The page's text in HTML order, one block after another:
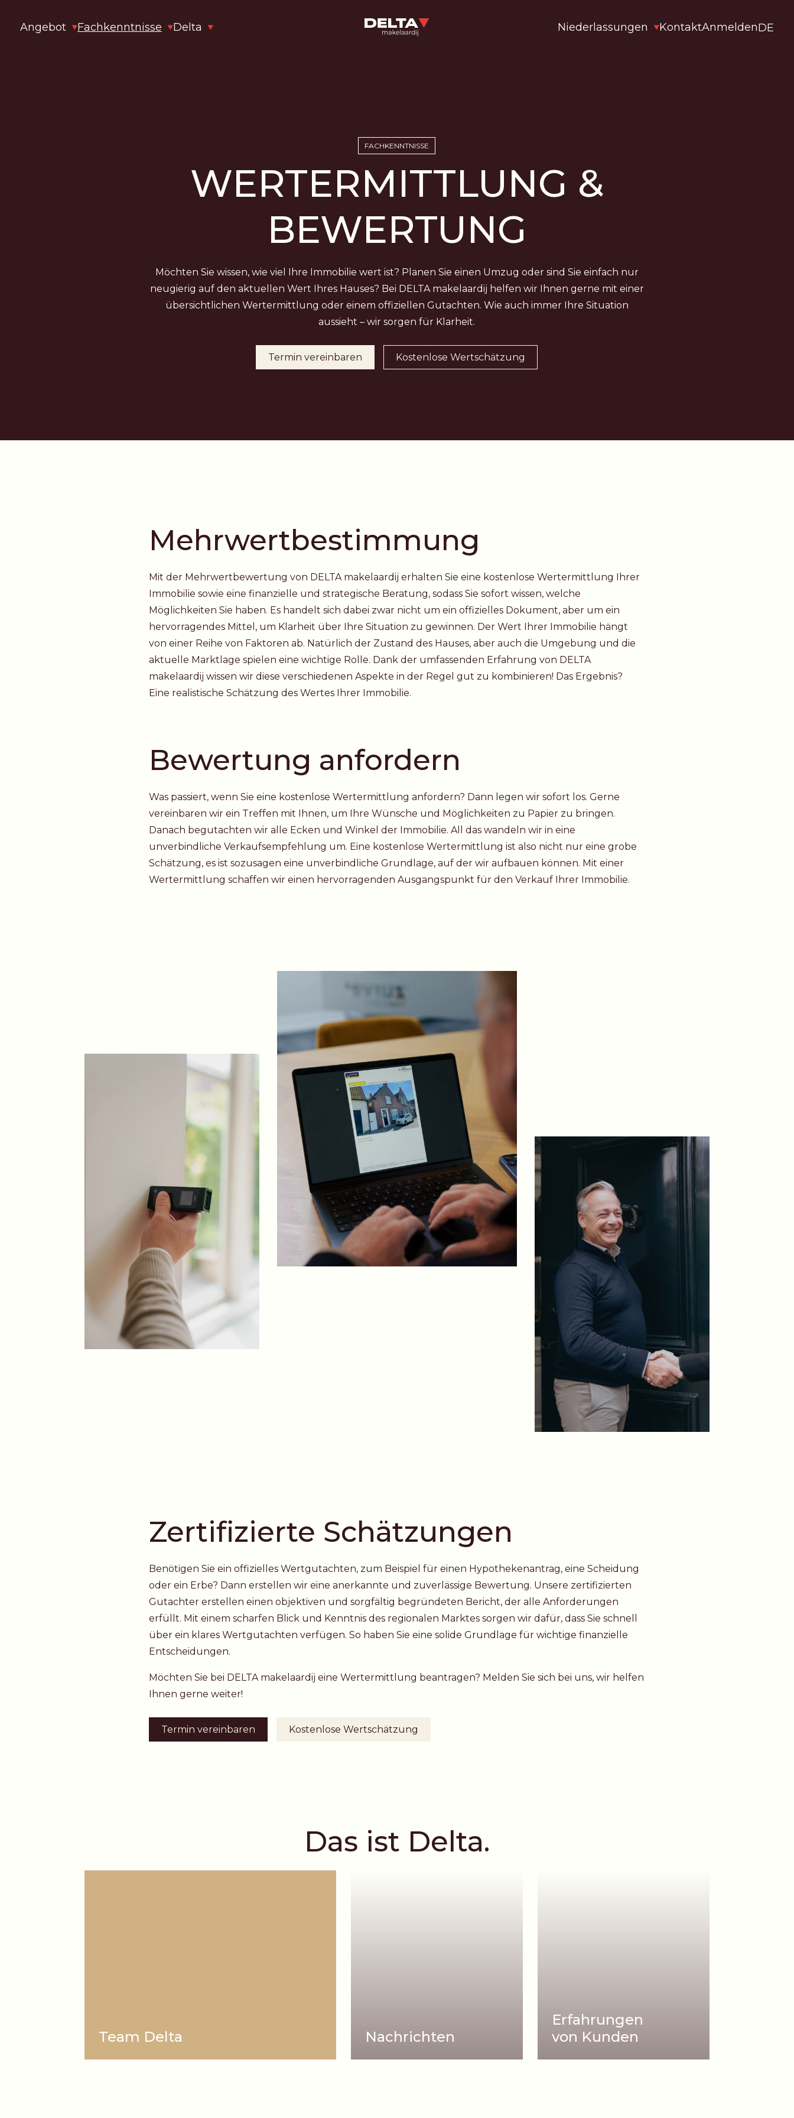
Angebot Fachkenntnisse Delta Niederlassungen KontaktAnmeldenDE
FACHKENNTNISSE
WERTERMITTLUNG &
BEWERTUNG
Möchten Sie wissen, wie viel Ihre Immobilie wert ist? Planen Sie einen Umzug oder sind Sie einfach nur
neugierig auf den aktuellen Wert Ihres Hauses? Bei DELTA makelaardij helfen wir Ihnen gerne mit einer
übersichtlichen Wertermittlung oder einem offiziellen Gutachten. Wie auch immer Ihre Situation
aussieht – wir sorgen für Klarheit.
Termin vereinbaren Kostenlose Wertschätzung
Mehrwertbestimmung
Mit der Mehrwertbewertung von DELTA makelaardij erhalten Sie eine kostenlose Wertermittlung Ihrer
Immobilie sowie eine finanzielle und strategische Beratung, sodass Sie sofort wissen, welche
Möglichkeiten Sie haben. Es handelt sich dabei zwar nicht um ein offizielles Dokument, aber um ein
hervorragendes Mittel, um Klarheit über Ihre Situation zu gewinnen. Der Wert Ihrer Immobilie hängt
von einer Reihe von Faktoren ab. Natürlich der Zustand des Hauses, aber auch die Umgebung und die
aktuelle Marktlage spielen eine wichtige Rolle. Dank der umfassenden Erfahrung von DELTA
makelaardij wissen wir diese verschiedenen Aspekte in der Regel gut zu kombinieren! Das Ergebnis?
Eine realistische Schätzung des Wertes Ihrer Immobilie.
Bewertung anfordern
Was passiert, wenn Sie eine kostenlose Wertermittlung anfordern? Dann legen wir sofort los. Gerne
vereinbaren wir ein Treffen mit Ihnen, um Ihre Wünsche und Möglichkeiten zu Papier zu bringen.
Danach begutachten wir alle Ecken und Winkel der Immobilie. All das wandeln wir in eine
unverbindliche Verkaufsempfehlung um. Eine kostenlose Wertermittlung ist also nicht nur eine grobe
Schätzung, es ist sozusagen eine unverbindliche Grundlage, auf der wir aufbauen können. Mit einer
Wertermittlung schaffen wir einen hervorragenden Ausgangspunkt für den Verkauf Ihrer Immobilie.
Zertifizierte Schätzungen
Benötigen Sie ein offizielles Wertgutachten, zum Beispiel für einen Hypothekenantrag, eine Scheidung
oder ein Erbe? Dann erstellen wir eine anerkannte und zuverlässige Bewertung. Unsere zertifizierten
Gutachter erstellen einen objektiven und sorgfältig begründeten Bericht, der alle Anforderungen
erfüllt. Mit einem scharfen Blick und Kenntnis des regionalen Marktes sorgen wir dafür, dass Sie schnell
über ein klares Wertgutachten verfügen. So haben Sie eine solide Grundlage für wichtige finanzielle
Entscheidungen.
Möchten Sie bei DELTA makelaardij eine Wertermittlung beantragen? Melden Sie sich bei uns, wir helfen
Ihnen gerne weiter!
Termin vereinbaren Kostenlose Wertschätzung
Das ist Delta.
Team Delta Nachrichten
Erfahrungen
von Kunden